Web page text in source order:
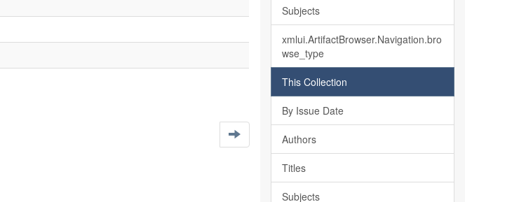
Subjects
xmlui.ArtifactBrowser.Navigation.bro
wse_type
This Collection
By Issue Date
Authors
Titles
Subjects